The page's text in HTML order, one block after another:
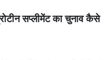
सप्लीमेंट का चुनाव कैसे